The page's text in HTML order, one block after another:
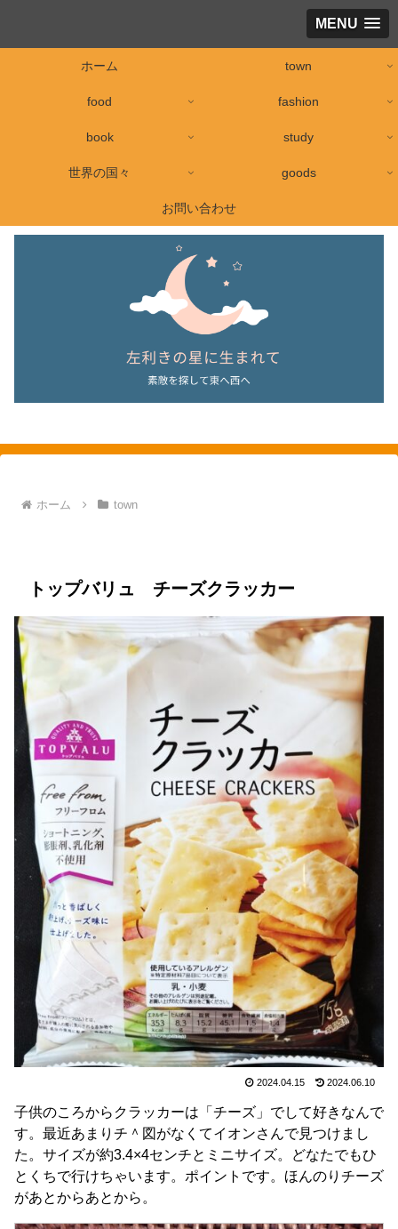
MENU
ホーム town
food fashion
book study
世界の国々 goods
お問い合わせ
ホーム town
トップバリュ チーズクラッカー
2024.04.15 2024.06.10
子供のころからクラッカーは「チーズ」でして好きなんで
す。最近あまりチ＾図がなくてイオンさんで見つけまし
た。サイズが約3.4×4センチとミニサイズ。どなたでもひ
とくちで行けちゃいます。ポイントです。ほんのりチーズ
があとからあとから。